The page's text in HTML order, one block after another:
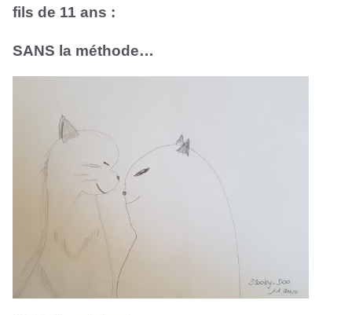
fils de 11 ans :
SANS la méthode…